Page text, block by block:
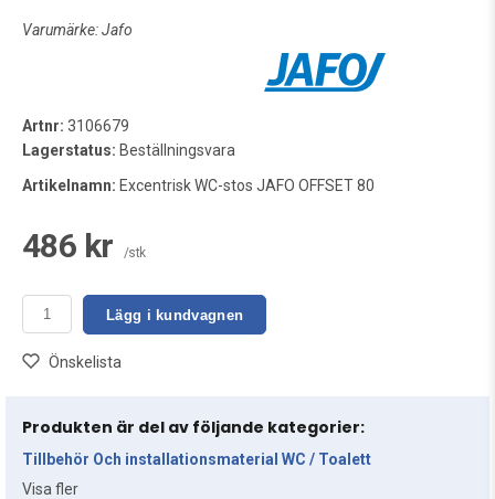
Varumärke:Jafo
Artnr: 3106679
Lagerstatus: Beställningsvara
Artikelnamn: Excentrisk WC-stos JAFO OFFSET 80
486 kr /stk
Lägg i kundvagnen
Önskelista
Produkten är del av följande kategorier:
Tillbehör Och installationsmaterial WC / Toalett
Visa fler